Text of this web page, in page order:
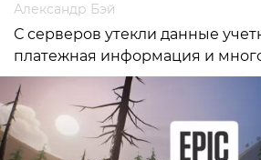
Александр Бэй
С серверов утекли данные
платежная информация и